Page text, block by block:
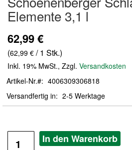
der
Bildergalerie
Elemente 3,1 l
62,99 €
(62,99 € / 1 Stk.)
Inkl. 19% MwSt., Zzgl. Versandkosten
Artikel-Nr.
4006309306818
Versandfertig in
2-5 Werktage
In den Warenkorb